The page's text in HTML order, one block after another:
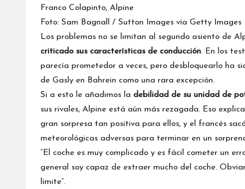
Franco Colapinto, Alpine
Foto: Sam Bagnall / Sutton Images vía Getty Images
Los problemas no se limitan al segundo asiento de
criticado sus características de conducción. En los
parecía prometedor a veces, pero desbloquearlo ha
de Gasly en Bahrein como una rara excepción.
Si a esto le añadimos la debilidad de su unidad de
sus rivales, Alpine está aún más rezagada. Eso
gran sorpresa tan positiva para ellos, y el francés
meteorológicas adversas para terminar en un
“El coche es muy complicado y es fácil cometer un
general soy capaz de extraer mucho del coche.
límite”.